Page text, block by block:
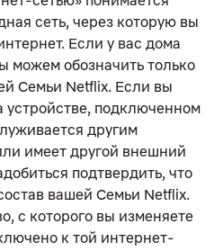
сеть, через которую вы
Если у вас дома
можем обозначить только
Семьи Netflix. Если вы
устройстве, подключенном
другим
имеет другой внешний
подтвердить, что
вашей Семьи Netflix.
с которого вы изменяете
к той интернет-